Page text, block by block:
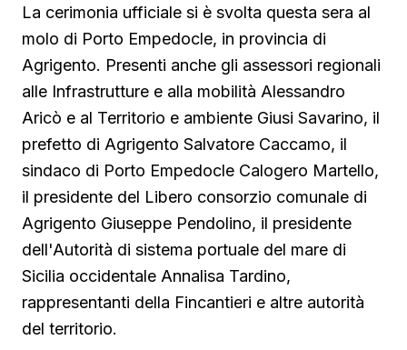
La cerimonia ufficiale si è svolta questa sera al
molo di Porto Empedocle, in provincia di
Agrigento. Presenti anche gli assessori regionali
alle Infrastrutture e alla mobilità Alessandro
Aricò e al Territorio e ambiente Giusi Savarino, il
prefetto di Agrigento Salvatore Caccamo, il
sindaco di Porto Empedocle Calogero Martello,
il presidente del Libero consorzio comunale di
Agrigento Giuseppe Pendolino, il presidente
dell'Autorità di sistema portuale del mare di
Sicilia occidentale Annalisa Tardino,
rappresentanti della Fincantieri e altre autorità
del territorio.